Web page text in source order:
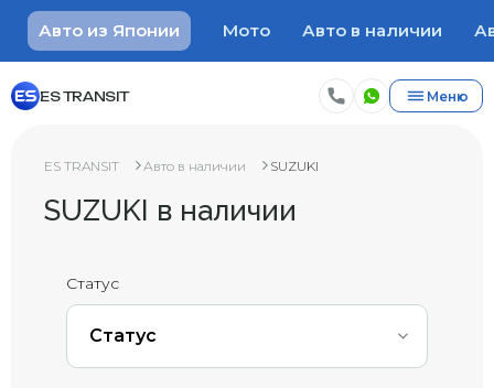
Авто из Японии Мото Авто в наличии
ES TRANSIT Меню
ES TRANSIT Авто в наличии SUZUKI
SUZUKI в наличии
Статус
Статус